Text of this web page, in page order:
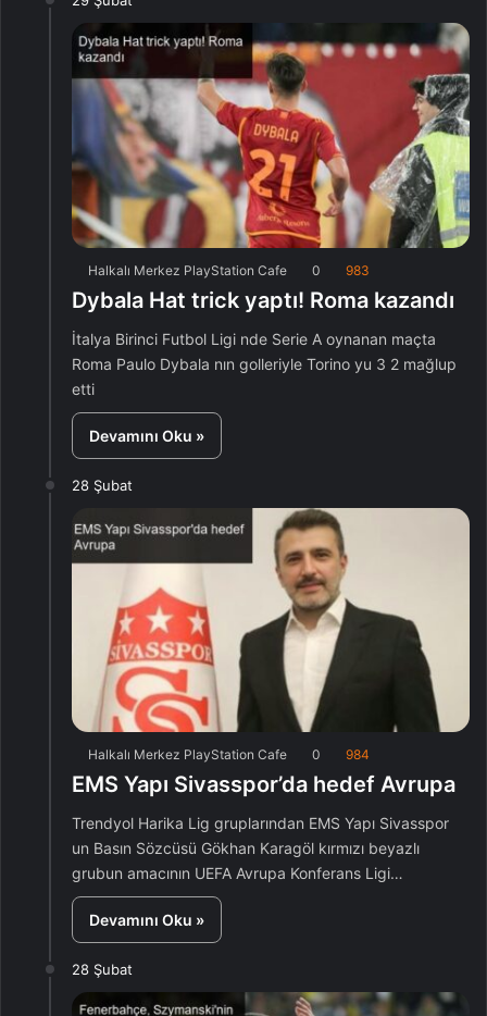
Halkalı Merkez PlayStation Cafe 0 983
Dybala Hat trick yaptı! Roma kazandı
İtalya Birinci Futbol Ligi nde Serie A oynanan maçta
Roma Paulo Dybala nın golleriyle Torino yu 3 2 mağlup
etti
Devamını Oku »
28 Şubat
Halkalı Merkez PlayStation Cafe 0 984
EMS Yapı Sivasspor’da hedef Avrupa
Trendyol Harika Lig gruplarından EMS Yapı Sivasspor
un Basın Sözcüsü Gökhan Karagöl kırmızı beyazlı
grubun amacının UEFA Avrupa Konferans Ligi…
Devamını Oku »
28 Şubat